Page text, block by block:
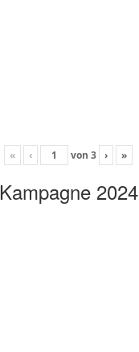
« ‹ von 3 › »
Kampagne 2024